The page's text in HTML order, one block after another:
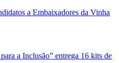
a Embaixadores da Vinha
a Inclusão” entrega 16 kits de